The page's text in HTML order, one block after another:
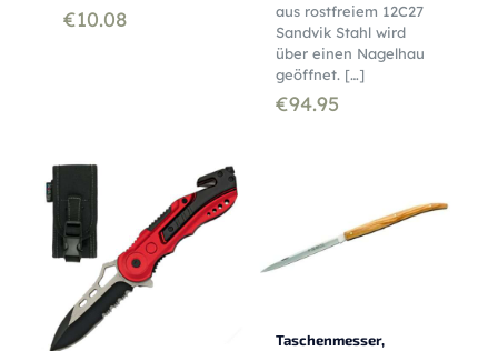
€10.08
aus rostfreiem 12C27
Sandvik Stahl wird
über einen Nagelhau
geöffnet. […]
€94.95
Taschenmesser,